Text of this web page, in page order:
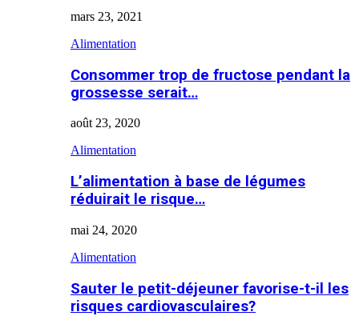
mars 23, 2021
Alimentation
Consommer trop de fructose pendant la
grossesse serait…
août 23, 2020
Alimentation
L’alimentation à base de légumes
réduirait le risque…
mai 24, 2020
Alimentation
Sauter le petit-déjeuner favorise-t-il les
risques cardiovasculaires?